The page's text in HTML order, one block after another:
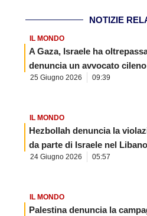
NOTIZIE
IL MONDO
A Gaza, Israele ha
denuncia un avvocato cileno
25 Giugno 2026 09:39
IL MONDO
Hezbollah denuncia la
da parte di Israele nel
24 Giugno 2026 05:57
IL MONDO
Palestina denuncia la